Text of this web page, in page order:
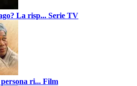
La risp... Serie TV
ri... Film